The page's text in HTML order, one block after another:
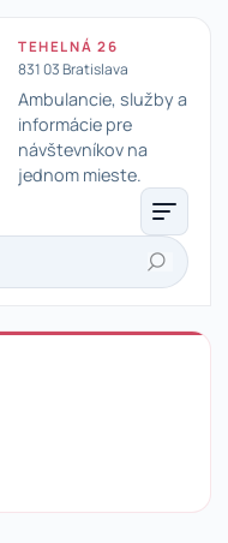
TEHELNÁ 26
831 03 Bratislava
Ambulancie, služby a
informácie pre
návštevníkov na
jednom mieste.
Hľadať